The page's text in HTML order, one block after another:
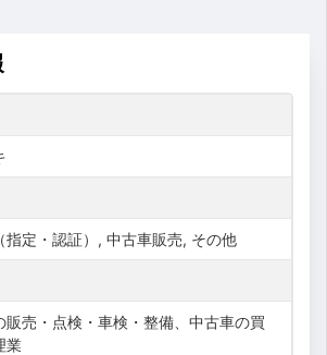
指定・認証）, 中古車販売, その他
販売・点検・車検・整備、中古車の買
業